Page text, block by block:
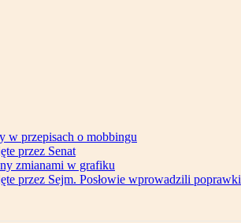
w przepisach o mobbingu
przez Senat
zmianami w grafiku
przez Sejm. Posłowie wprowadzili poprawki